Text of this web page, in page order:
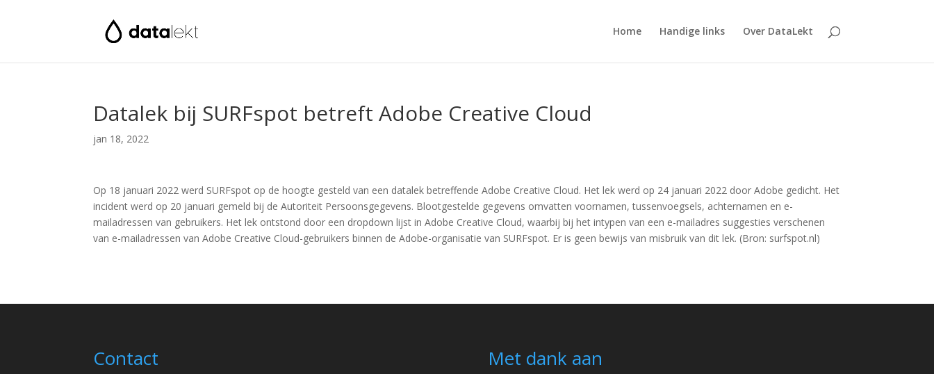
Home Handige links Over DataLekt
Datalek bij SURFspot betreft Adobe Creative Cloud
jan 18, 2022
Op 18 januari 2022 werd SURFspot op de hoogte gesteld van een datalek betreffende Adobe Creative Cloud. Het lek werd op 24 januari 2022 door Adobe gedicht. Het
incident werd op 20 januari gemeld bij de Autoriteit Persoonsgegevens. Blootgestelde gegevens omvatten voornamen, tussenvoegsels, achternamen en e-
mailadressen van gebruikers. Het lek ontstond door een dropdown lijst in Adobe Creative Cloud, waarbij bij het intypen van een e-mailadres suggesties verschenen
van e-mailadressen van Adobe Creative Cloud-gebruikers binnen de Adobe-organisatie van SURFspot. Er is geen bewijs van misbruik van dit lek. (Bron: surfspot.nl)
Contact Met dank aan